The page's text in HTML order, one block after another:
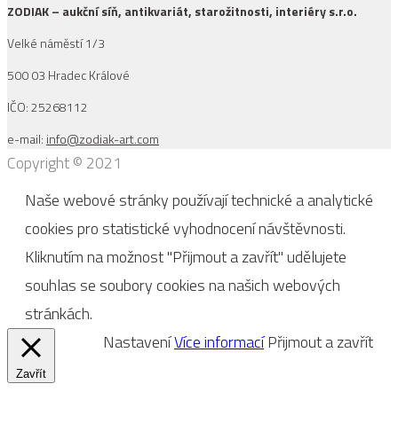
ZODIAK – aukční síň, antikvariát, starožitnosti, interiéry s.r.o.
Velké náměstí 1/3
500 03 Hradec Králové
IČO: 25268112
e-mail: info@zodiak-art.com
Copyright © 2021
Naše webové stránky používají technické a analytické
cookies pro statistické vyhodnocení návštěvnosti.
Kliknutím na možnost "Přijmout a zavřít" udělujete
souhlas se soubory cookies na našich webových
stránkách.
NastaveníVíce informacíPřijmout a zavřít
Zavřít